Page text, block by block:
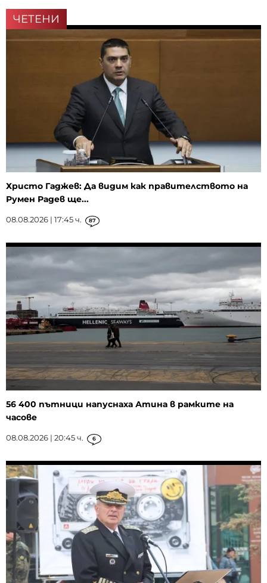
ЧЕТЕНИ
Христо Гаджев: Да видим как правителството на
Румен Радев ще...
08.08.2026 | 17:45 ч. 87
56 400 пътници напуснаха Атина в рамките на
часове
08.08.2026 | 20:45 ч. 6